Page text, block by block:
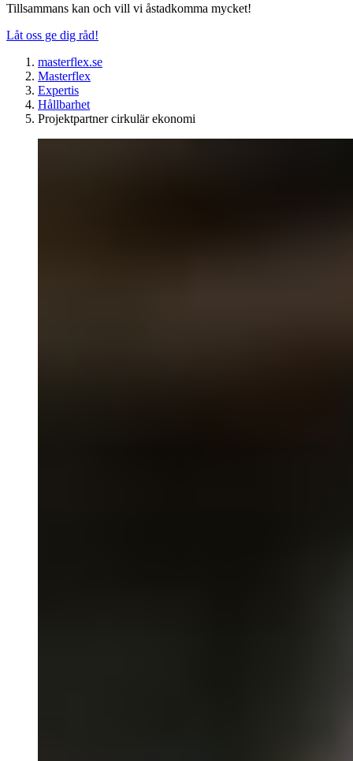
Tillsammans kan och vill vi åstadkomma mycket!
Låt oss ge dig råd!
masterflex.se
Masterflex
Expertis
Hållbarhet
Projektpartner cirkulär ekonomi